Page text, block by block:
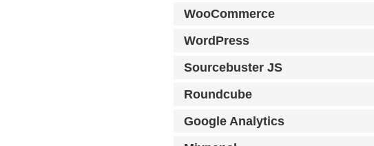
WooCommerce
WordPress
Sourcebuster JS
Roundcube
Google Analytics